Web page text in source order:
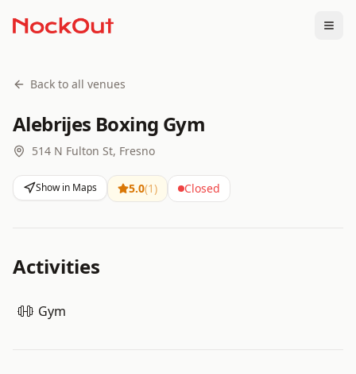
Back to all venues
Alebrijes Boxing Gym
514 N Fulton St, Fresno
Show in Maps 5.0(1) Closed
Activities
Gym